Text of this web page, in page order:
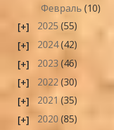
Февраль (10)
2025 (55)
2024(42)
2023 (46)
2022 (30)
2021 (35)
2020 (85)